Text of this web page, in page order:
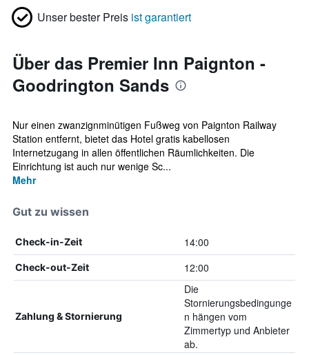
Unser bester Preis ist garantiert
Über das Premier Inn Paignton -
Goodrington Sands
Nur einen zwanzignminütigen Fußweg von Paignton Railway
Station entfernt, bietet das Hotel gratis kabellosen
Internetzugang in allen öffentlichen Räumlichkeiten. Die
Einrichtung ist auch nur wenige Sc...
Mehr
Gut zu wissen
Check-in-Zeit 14:00
Check-out-Zeit 12:00
Zahlung & Stornierung
Die
Stornierungsbedingunge
n hängen vom
Zimmertyp und Anbieter
ab.